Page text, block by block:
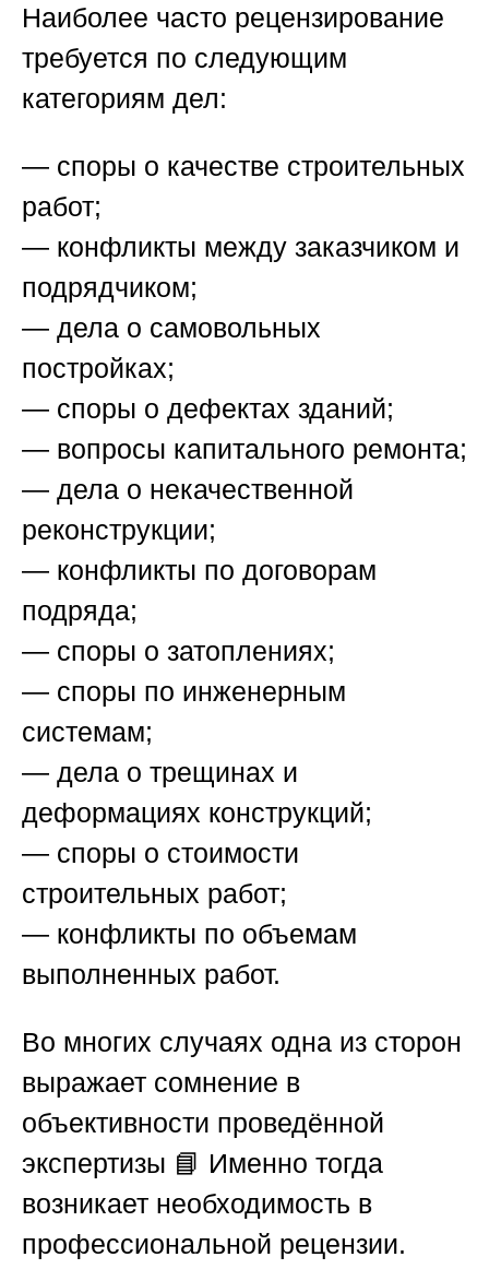
Наиболее часто рецензирование
требуется по следующим
категориям дел:
— споры о качестве строительных
работ;
— конфликты между заказчиком и
подрядчиком;
— дела о самовольных
постройках;
— споры о дефектах зданий;
— вопросы капитального ремонта;
— дела о некачественной
реконструкции;
— конфликты по договорам
подряда;
— споры о затоплениях;
— споры по инженерным
системам;
— дела о трещинах и
деформациях конструкций;
— споры о стоимости
строительных работ;
— конфликты по объемам
выполненных работ.
Во многих случаях одна из сторон
выражает сомнение в
объективности проведённой
экспертизы 📘 Именно тогда
возникает необходимость в
профессиональной рецензии.